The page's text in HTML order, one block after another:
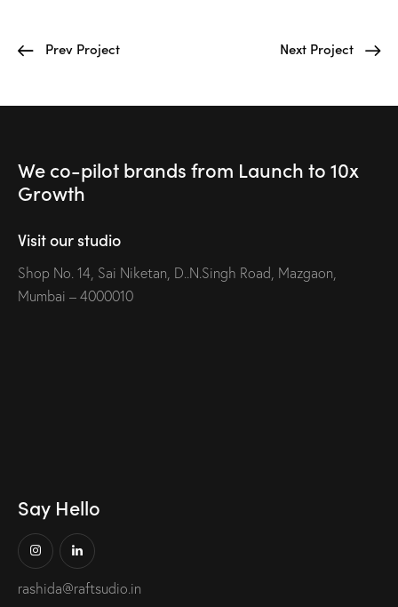
Prev Project Next Project
We co-pilot brandsfrom Launch to10x
Growth
Visit our studio
Shop No. 14, Sai Niketan, D..N.Singh Road, Mazgaon,
Mumbai – 4000010
Say Hello
rashida@raftsudio.in